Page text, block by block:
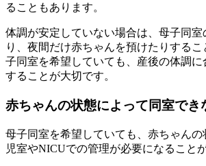
ることもあります。
体調が安定していない場合は、母子同室
り、夜間だけ赤ちゃんを預けたりする
子同室を希望していても、 産後の体調
すること が大切です。
赤ちゃんの状態によって同室でき
母子同室を希望していても、赤ちゃん
児室やNICUでの管理が必要になること